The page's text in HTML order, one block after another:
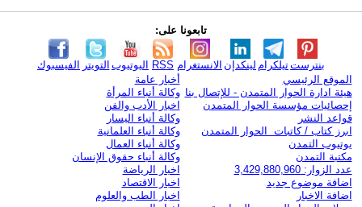
تابعونا على:
الفيسبوك التويتر اليوتيوب RSS الانستغرام لينكدإن تيلكرامبنترست
الموقع الرئيسي
هيئة ادارة الحوار المتمدن - للإتصال بنا
إحصائيات مؤسسة الحوار المتمدن
قواعد النشر
ابرز كتاب / كاتبات الحوار المتمدن
يوتيوب التمدن
مكتبة التمدن
عدد الزوار: 3,429,880,960
اضافة موضوع جديد
اضافة الاخبار
أخبار عامة
وكالة أنباء المرأة
اخبار الأدب والفن
وكالة أنباء اليسار
وكالة أنباء العلمانية
وكالة أنباء العمال
وكالة أنباء حقوق الإنسان
اخبار الرياضة
اخبار الاقتصاد
اخبار الطب والعلوم